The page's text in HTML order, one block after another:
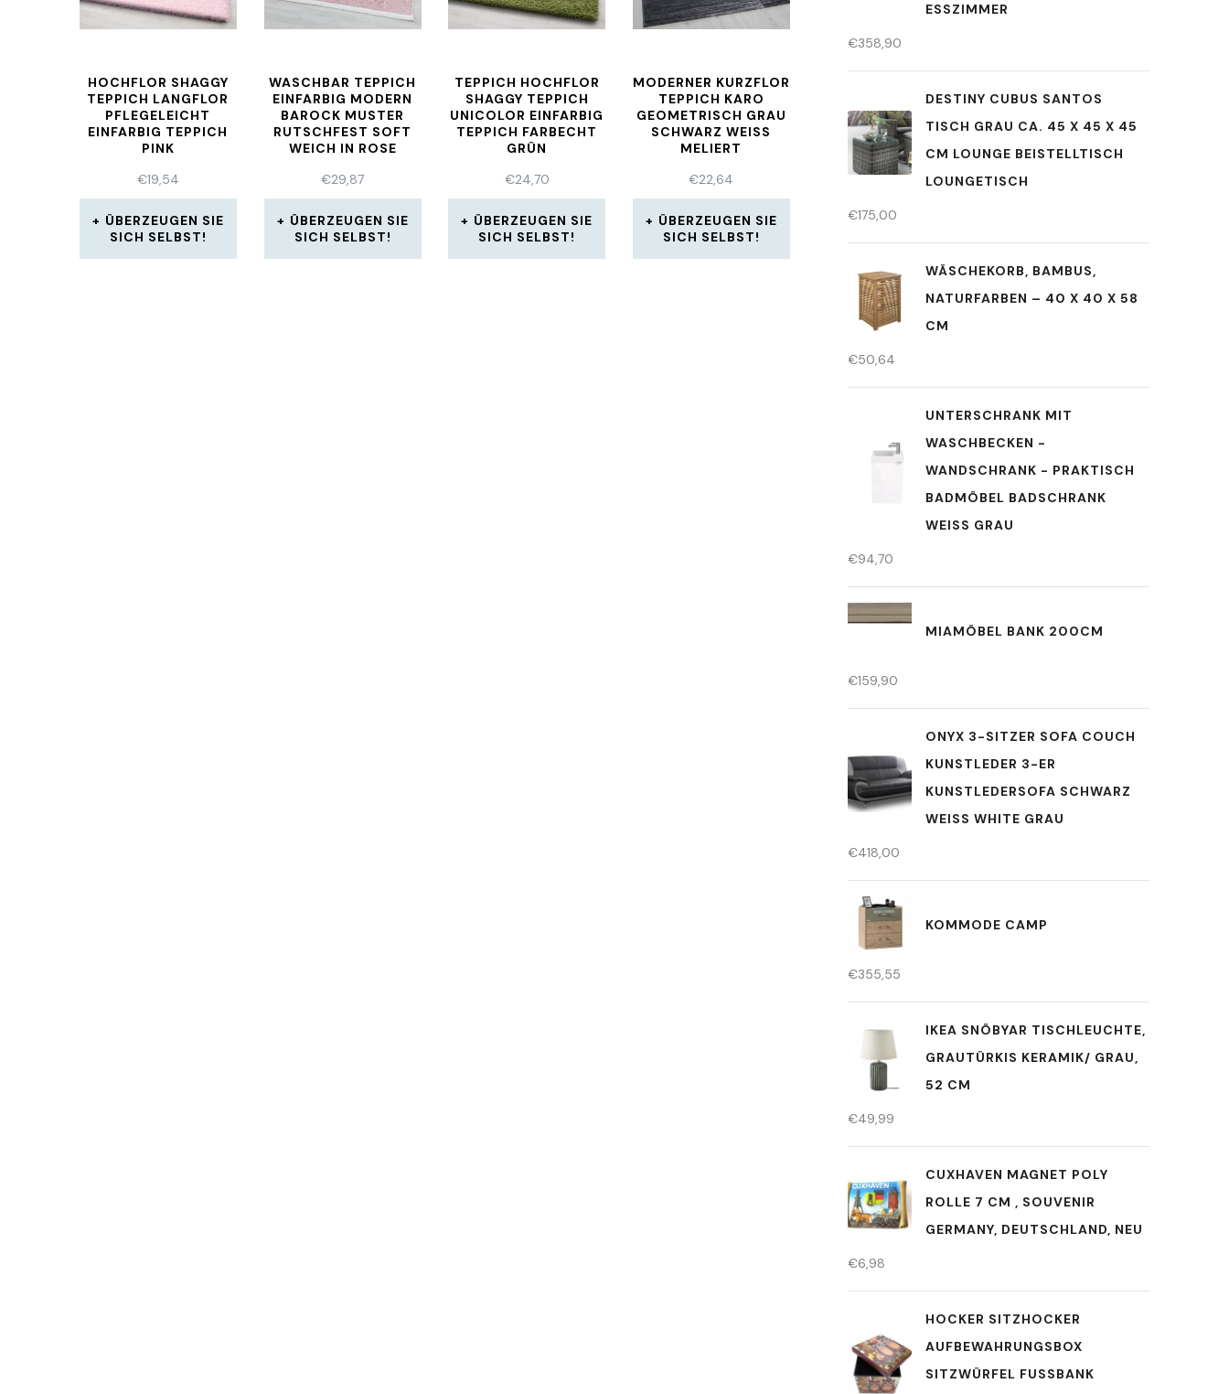
HOCHFLOR SHAGGY
TEPPICH LANGFLOR
PFLEGELEICHT
EINFARBIG TEPPICH
PINK
€19,54
ÜBERZEUGEN SIE
SICH SELBST!
WASCHBAR TEPPICH
EINFARBIG MODERN
BAROCK MUSTER
RUTSCHFEST SOFT
WEICH IN ROSE
€29,87
ÜBERZEUGEN SIE
SICH SELBST!
TEPPICH HOCHFLOR
SHAGGY TEPPICH
UNICOLOR EINFARBIG
TEPPICH FARBECHT
GRÜN
€24,70
ÜBERZEUGEN SIE
SICH SELBST!
MODERNER KURZFLOR
TEPPICH KARO
GEOMETRISCH GRAU
SCHWARZ WEISS
MELIERT
€22,64
ÜBERZEUGEN SIE
SICH SELBST!
ESSZIMMER
€358,90
DESTINY CUBUS SANTOS
TISCH GRAU CA. 45 X 45 X 45
CM LOUNGE BEISTELLTISCH
LOUNGETISCH
€175,00
WÄSCHEKORB, BAMBUS,
NATURFARBEN – 40 X 40 X 58
CM
€50,64
UNTERSCHRANK MIT
WASCHBECKEN -
WANDSCHRANK - PRAKTISCH
BADMÖBEL BADSCHRANK
WEISS GRAU
€94,70
MIAMÖBEL BANK 200CM
€159,90
ONYX 3-SITZER SOFA COUCH
KUNSTLEDER 3-ER
KUNSTLEDERSOFA SCHWARZ
WEISS WHITE GRAU
€418,00
KOMMODE CAMP
€355,55
IKEA SNÖBYAR TISCHLEUCHTE,
GRAUTÜRKIS KERAMIK/ GRAU,
52 CM
€49,99
CUXHAVEN MAGNET POLY
ROLLE 7 CM , SOUVENIR
GERMANY, DEUTSCHLAND, NEU
€6,98
HOCKER SITZHOCKER
AUFBEWAHRUNGSBOX
SITZWÜRFEL FUSSBANK S